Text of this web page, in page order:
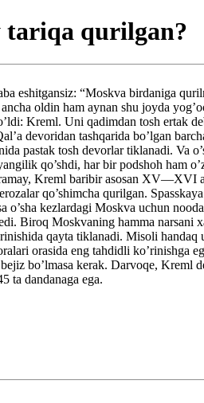
qurilgan?
eshitgansiz: “Moskva birdaniga
oldin ham aynan shu joyda
Kreml. Uni qadimdan tosh ertak
devoridan tashqarida bo’lgan
pastak tosh devorlar tiklanadi. Va
qo’shdi, har bir podshoh ham
Kreml baribir asosan XV—XVI
qo’shimcha qurilgan.
o’sha kezlardagi Moskva uchun
Biroq Moskvaning hamma narsani
qayta tiklanadi. Misoli
orasida eng tahdidli ko’rinishga
bo’lmasa kerak. Darvoqe,
ta dandanaga ega.